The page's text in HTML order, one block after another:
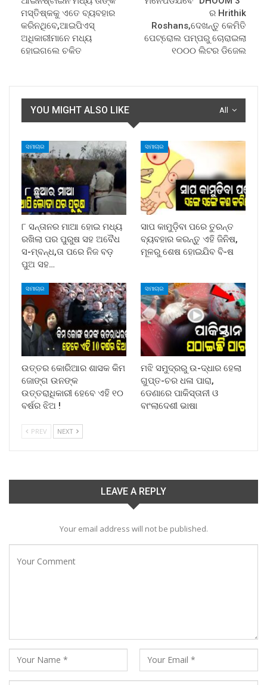
ମସ୍ତିଷ୍କକୁ ଏତେ ବ୍ୟବହାର
କରିନଥିବେ,ଆଇପିଏସ୍
ଅଧିକାରୀମାନେ ମଧ୍ୟ
ହୋଇଗଲେ ଚକିତ
ର Hrithik
Roshans,ଦେଖନ୍ତୁ କେମିତି
ପେଟ୍ରୋଲ ପମ୍ପରୁ ଚୋରାଇଲା
୧୦୦୦ ଲିଟର ଡିଜେଲ
All
YOU MIGHT ALSO LIKE
ସମାଚାର
୮ ସନ୍ତାନର ମାଆ ହୋଇ ମଧ୍ୟ
ରଖିଲା ପର ପୁରୁଷ ସହ ଅବୈଧ
ସ-ମ୍ବନ୍ଧ,ତା ପରେ ନିଜ ବଡ଼
ପୁଅ ସହ…
ସମାଚାର
ସାପ କାମୁଡ଼ିବା ପରେ ତୁରନ୍ତ
ବ୍ୟବହାର କରନ୍ତୁ ଏହି ଜିନିଷ,
ମୂଳରୁ ଶେଷ ହୋଇଯିବ ବି-ଷ
ସମାଚାର
ଉତ୍ତର କୋରିଆର ଶାସକ କିମ
ଜୋଙ୍ଗ ଉନଙ୍କ
ଉତ୍ତରାଧିକାରୀ ହେବେ ଏହି ୧୦
ବର୍ଷର ଝିଅ !
ସମାଚାର
ମଝି ସମୁଦ୍ରରୁ ଉ-ଦ୍ଧାର ହେଲା
ଗୁପ୍ତ-ଚର ଧଳା ପାରା,
ଡେଣାରେ ପାକିସ୍ତାନୀ ଓ
ବାଂଲାଦେଶୀ ଭାଷା
PREV NEXT
LEAVE A REPLY
Your email address will not be published.